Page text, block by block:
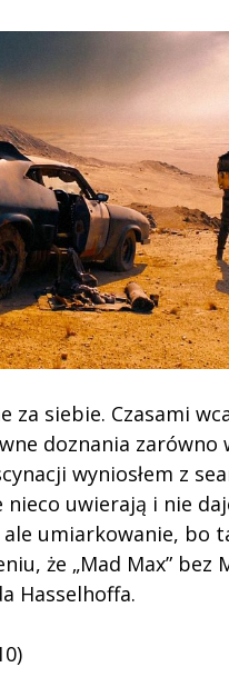
za siebie. Czasami
doznania zarówno
wyniosłem z
uwierają i nie
ale umiarkowanie, bo
że „Mad Max”
Hasselhoffa.